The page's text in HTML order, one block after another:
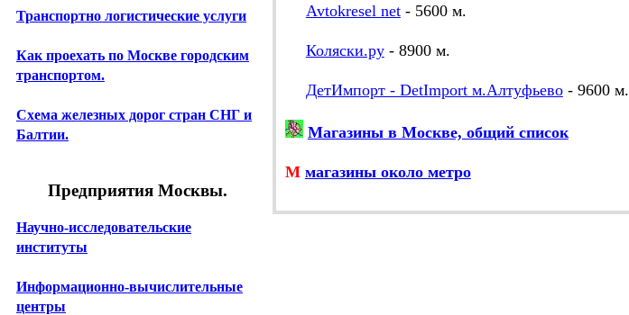
Транспортно логистические услуги
Как проехать по Москве городским
транспортом.
Схема железных дорог стран СНГ и
Балтии.
Предприятия Москвы.
Научно-исследовательские
институты
Информационно-вычислительные
центры
Avtokresel net- 5600 м.
Коляски.ру- 8900 м.
ДетИмпорт - DetImport м.Алтуфьево- 9600 м.
Магазины в Москве, общий список
М магазины около метро